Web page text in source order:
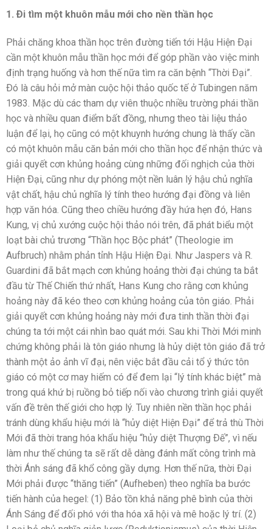
1. Ði tìm một khuôn mẫu mới cho nền thần học
Phải chăng khoa thần học trên đường tiến tới Hậu Hiện Ðại
cần một khuôn mẫu thần học mới để góp phần vào việc minh
định trạng huống và hơn thế nữa tìm ra căn bệnh “Thời Ðại”.
Ðó là câu hỏi mở màn cuộc hội thảo quốc tế ở Tubingen năm
1983. Mặc dù các tham dự viên thuộc nhiều trường phái thần
học và nhiều quan điểm bất đồng, nhưng theo tài liệu thảo
luận để lại, họ cũng có một khuynh hướng chung là thấy cần
có một khuôn mẫu căn bản mới cho thần học để nhận thức và
giải quyết cơn khủng hoảng cùng những đối nghịch của thời
Hiện Ðại, cũng như dự phóng một nền luân lý hậu chủ nghĩa
vật chất, hậu chủ nghĩa lý tính theo hướng đại đồng và liên
hợp văn hóa. Cũng theo chiều hướng đầy hứa hẹn đó, Hans
Kung, vị chủ xướng cuộc hội thảo nói trên, đã phát biểu một
loạt bài chủ trương “Thần học Bộc phát” (Theologie im
Aufbruch) nhằm phản tỉnh Hậu Hiện Ðại. Như Jaspers và R.
Guardini đã bắt mạch cơn khủng hoảng thời đại chúng ta bắt
đầu từ Thế Chiến thứ nhất, Hans Kung cho rằng cơn khủng
hoảng này đã kéo theo cơn khủng hoảng của tôn giáo. Phải
giải quyết cơn khủng hoảng này mới đưa tinh thần thời đại
chúng ta tới một cái nhìn bao quát mới. Sau khi Thời Mới minh
chứng không phải là tôn giáo nhưng là hủy diệt tôn giáo đã trở
thành một ảo ảnh vĩ đại, nên việc bắt đầu cải tổ ý thức tôn
giáo có một cơ may hiếm có để đem lại “lý tính khác biệt” mà
trong quá khứ bị ruồng bỏ tiếp nối vào chương trình giải quyết
vấn đề trên thế giới cho hợp lý. Tuy nhiên nền thần học phải
tránh dùng khẩu hiệu mới là “hủy diệt Hiện Ðại” để trả thù Thời
Mới đã thời trang hóa khẩu hiệu “hủy diệt Thượng Ðế”, vì nếu
làm như thế chúng ta sẽ rất dễ dàng đánh mất công trình mà
thời Ánh sáng đã khổ công gầy dựng. Hơn thế nữa, thời Ðại
Mới phải được “thăng tiến” (Aufheben) theo nghĩa ba bước
tiến hành của hegel: (1) Bảo tồn khả năng phê bình của thời
Ánh Sáng để đối phó với tha hóa xã hội và mê hoặc lý trí. (2)